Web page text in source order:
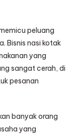
peluang
Bisnis nasi kotak
yang
sangat cerah, di
pesanan
banyak orang
yang